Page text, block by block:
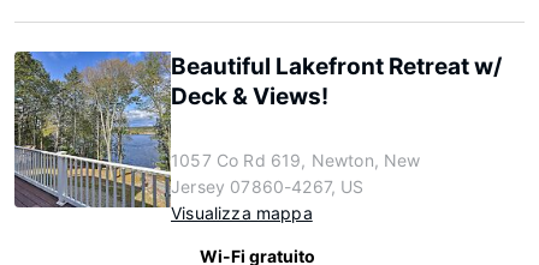
Beautiful Lakefront Retreat w/
Deck & Views!
1057 Co Rd 619, Newton, New
Jersey 07860-4267, US
Visualizza mappa
Wi-Fi gratuito